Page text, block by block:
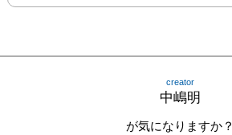
静岡県文化奨励賞受賞
creator
中嶋明
が気になりますか？